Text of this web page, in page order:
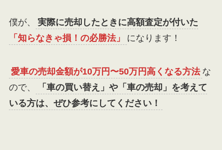
僕が、
実際に売却したときに高額査定が付いた
「知らなきゃ損！の必勝法」
になります！
愛車の売却金額が10万円〜50万円高くなる方法 な
ので、
「車の買い替え」や「車の売却」を考えて
いる方は、ぜひ参考にしてください！